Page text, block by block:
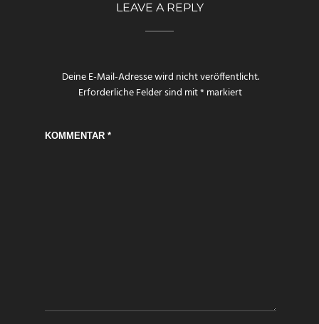
LEAVE A REPLY
Deine E-Mail-Adresse wird nicht veröffentlicht.
Erforderliche Felder sind mit*markiert
KOMMENTAR *